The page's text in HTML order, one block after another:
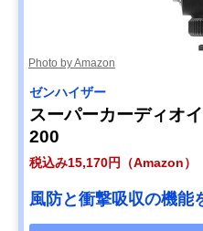
Photo by Amazon
ゼンハイザー
スーパーカーディオ
200
税込み15,170円（Amazon）
風防と衝撃吸収の機能